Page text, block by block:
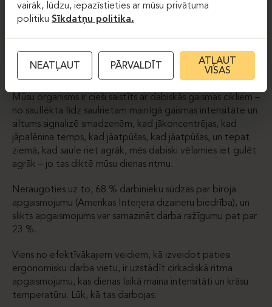
strādāt. Mūsdienu ergonomiskā biroja dizainā
apgaismojumam ir svarīga loma ne tikai funkcionalitātes
Mūsu organisms ir cieši saistīts ar dabiskās gaismas cikliem –
no saullēkta līdz saulrietam mainīgā gaismas intensitāte un
siltums signalizē smadzenēm, kad jākoncentrējas, kad
jāpalēnina temps, kad jāatpūšas, kad jāatpūšas, un tepat
ziemā, kad saule riet agrāk, mēs dabiski vēlamies iet gulēt
agrāk – jo tas diktē mūsu dienas ritmu.
Neraugoties uz to, 68 % darbinieku sūdzas par biroja
apgaismojumu (Amerikas Interjera dizaineru biedrība), un
slikts apgaismojums var samazināt darba ražīgumu pat par
23 %.
Viens no efektīvākajiem veidiem, kā izveidot patiesi
ergonomisku darba vietu, ir uzstādīt cirkadiskā ritma
apgaismojumu, kas dienas laikā maina intensitāti un krāsu
temperatūru. Lūk, kā tas darbojas:
vairāk, lūdzu, iepazīstieties ar mūsu privātuma
politiku Sīkdatņu politika.
NEATĻAUT PĀRVALDĪT
ATĻAUT
VISAS